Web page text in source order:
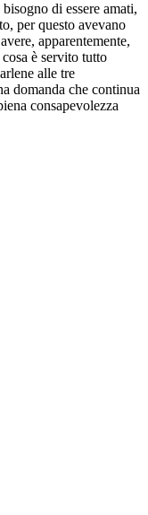
di essere amati,
per questo avevano
apparentemente,
è servito tutto
alle tre
domanda che continua
consapevolezza